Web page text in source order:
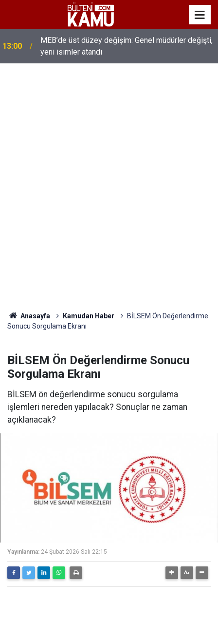
13:00
MEB’de üst düzey değişim: Genel müdürler değişti,
yeni isimler atandı
Anasayfa Kamudan Haber
BİLSEM Ön Değerlendirme
Sonucu Sorgulama Ekranı
BİLSEM Ön Değerlendirme Sonucu
Sorgulama Ekranı
BİLSEM ön değerlendirme sonucu sorgulama
işlemleri nereden yapılacak? Sonuçlar ne zaman
açıklanacak?
Yayınlanma: 24 Şubat 2026 Salı 22:15